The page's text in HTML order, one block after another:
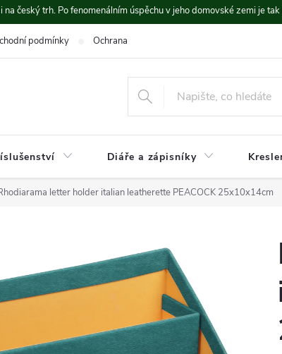
na český trh. Po fenomenálním úspěchu v jeho domovské zemi je
podmínky Ochrana údajů
Diáře a zápisníky
letter holder italian leatherette PEACOCK 25x10x14cm